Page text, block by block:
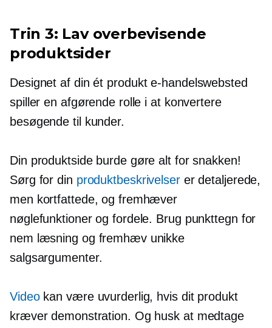
Trin 3: Lav overbevisende
produktsider
Designet af dinét produkte-handelswebsted
spiller en afgørende rolle i at konvertere
besøgende til kunder.
Din produktside burde gøre alt for snakken!
Sørg for din produktbeskrivelserer detaljerede,
men kortfattede, og fremhæver
nøglefunktioner og fordele. Brug punkttegn for
nem læsning og fremhæv unikke
salgsargumenter.
Videokan være uvurderlig, hvis dit produkt
kræver demonstration. Og husk at medtage